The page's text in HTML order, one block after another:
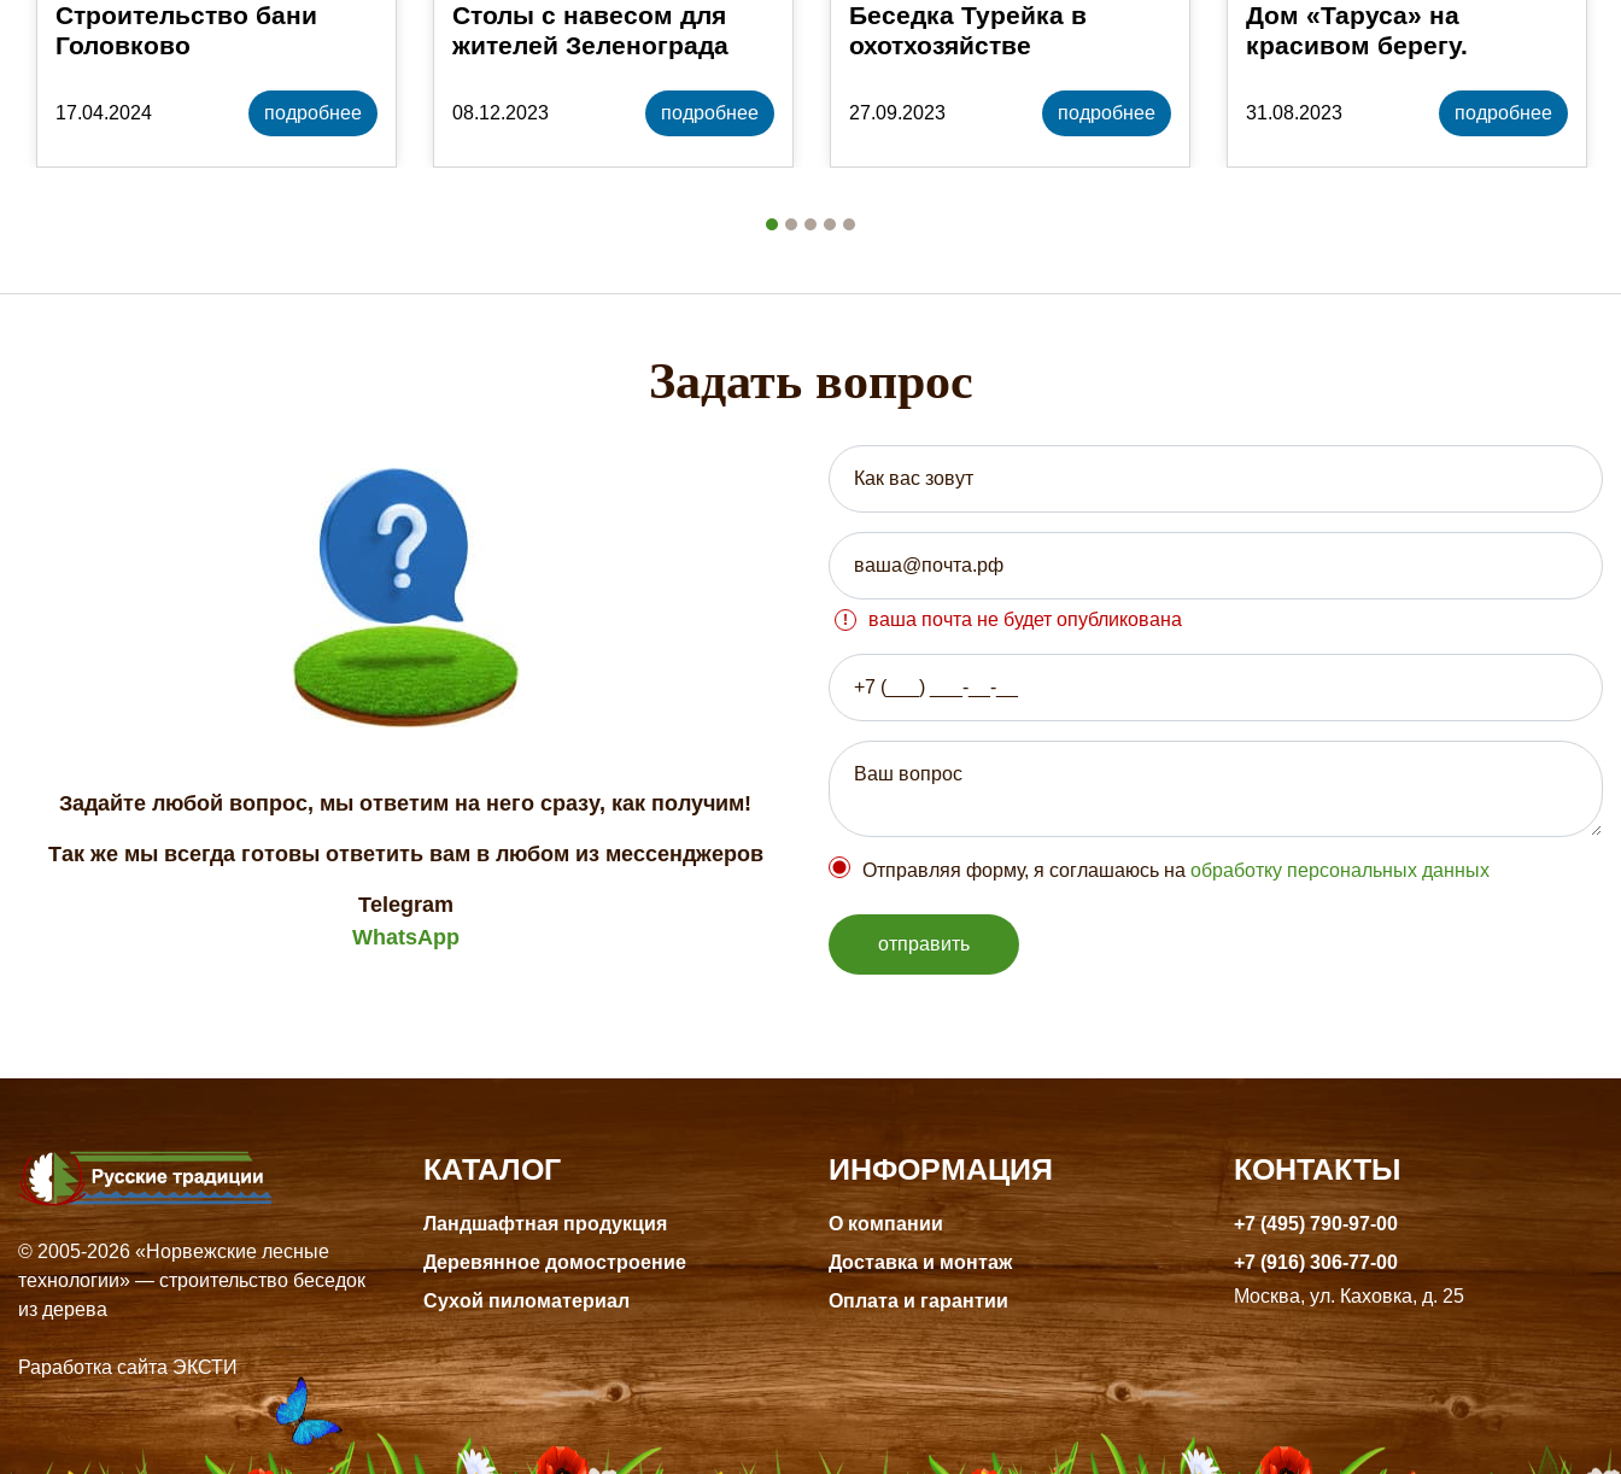
Строительство бани
Головково
17.04.2024 подробнее
Столы с навесом для
жителей Зеленограда
08.12.2023 подробнее
Беседка Турейка в
охотхозяйстве
27.09.2023 подробнее
Дом «Таруса» на
красивом берегу.
31.08.2023 подробнее
Задать вопрос
Задайте любой вопрос, мы ответим на него сразу, как получим!
Так же мы всегда готовы ответить вам в любом из мессенджеров
Telegram
WhatsApp
ваша почта не будет опубликована
Отправляя форму, я соглашаюсь на обработку персональных данных
отправить
КАТАЛОГ
Ландшафтная продукция
Деревянное домостроение
Сухой пиломатериал
ИНФОРМАЦИЯ
О компании
Доставка и монтаж
Оплата и гарантии
КОНТАКТЫ
+7 (495) 790-97-00
+7 (916) 306-77-00
Москва, ул. Каховка, д. 25
© 2005-2026 «Норвежские лесные
технологии» — строительство беседок
из дерева
Раработка сайта ЭКСТИ